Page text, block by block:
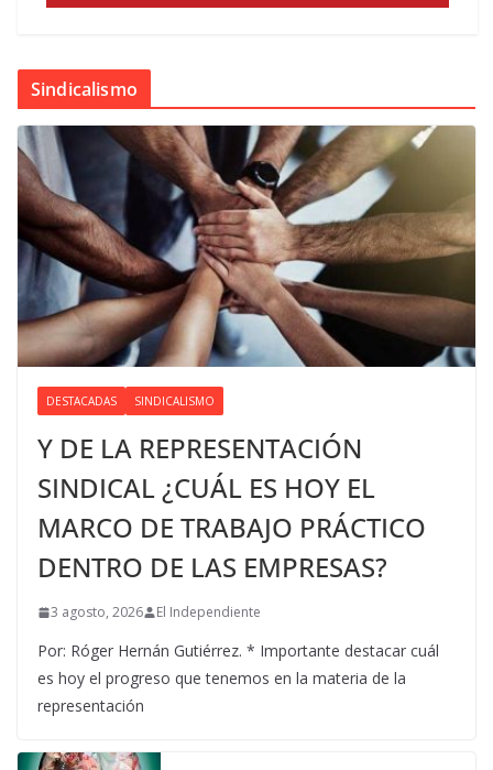
Sindicalismo
DESTACADAS SINDICALISMO
Y DE LA REPRESENTACIÓN
SINDICAL ¿CUÁL ES HOY EL
MARCO DE TRABAJO PRÁCTICO
DENTRO DE LAS EMPRESAS?
3 agosto, 2026 El Independiente
Por: Róger Hernán Gutiérrez. * Importante destacar cuál
es hoy el progreso que tenemos en la materia de la
representación